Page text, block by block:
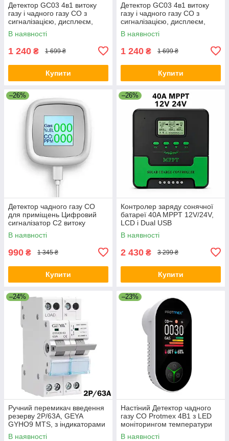
Детектор GC03 4в1 витоку
газу і чадного газу CO з
сигналізацією, дисплеєм,
вимірюванням температури
й вологості Чорний
В наявності
1 240 ₴ 1 699 ₴
Купити
Детектор GC03 4в1 витоку
газу і чадного газу CO з
сигналізацією, дисплеєм,
вимірюванням температури
й вологості Білий
В наявності
1 240 ₴ 1 699 ₴
Купити
–26%
Детектор чадного газу СО
для приміщень Цифровий
сигналізатор C2 витоку
горючих газів
В наявності
990 ₴ 1 345 ₴
Купити
–26%
Контролер заряду сонячної
батареї 40A MPPT 12V/24V,
LCD і Dual USB
Автоматичний з дисплеєм
В наявності
2 430 ₴ 3 299 ₴
Купити
–24%
Ручний перемикач введення
резерву 2Р/63A, GEYA
GYHO9 MTS, з індикаторами
В наявності
–23%
Настіний Детектор чадного
газу CO Protmex 4В1 з LED
моніторингом температури
та вологості
В наявності